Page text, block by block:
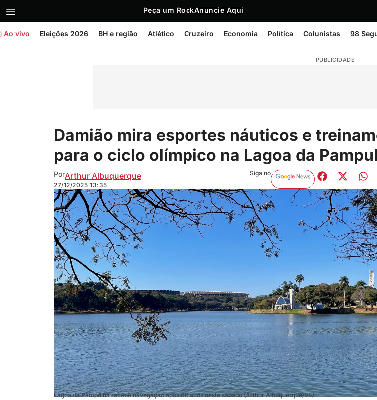
Peça um RockAnuncie Aqui
Ao vivo Eleições 2026 BH e região Atlético Cruzeiro Economia Política Colunistas 98
PUBLICIDADE
Damião mira esportes náuticos e
para o ciclo olímpico na Lagoa da
PorArthur Albuquerque
27/12/2025 13:35
Siga no
Lagoa da Pampulha recebe navegação após 60 anos neste sábado (Arthur Albuquerque/98)